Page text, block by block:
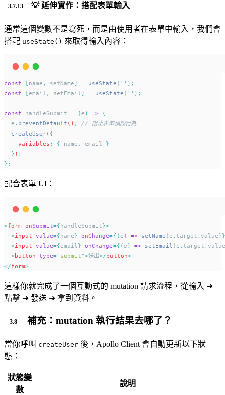
💡 延伸實作：搭配表單輸入
通常這個變數不是寫死，而是由使用者在表單中輸入，我們會
搭配 useState() 來取得輸入內容：
const [ name , setName] = useState ( '' ) ;
const
[email , setEmail] = useState ( '' ) ;
const handleSubmit = (e ) => {
e . preventDefault () ;
// 阻止表單預設行為
createUser( {
    variables
: { name , email
}
} ) ;
};
配合表單 UI：
<form onSubmit={ handleSubmit}>
<input value={name} onChange={(e ) => setName (e . target . value)
<input value={email} onChange={(e ) => setEmail (e . target .
<button type=" submit">送出</ button>
</form>
這樣你就完成了一個互動式的 mutation 請求流程，從輸入 ➜
點擊 ➜ 發送 ➜ 拿到資料。
補充：mutation 執行結果去哪了？
當你呼叫 createUser 後，Apollo Client 會自動更新以下狀
態：
狀態變
數
說明